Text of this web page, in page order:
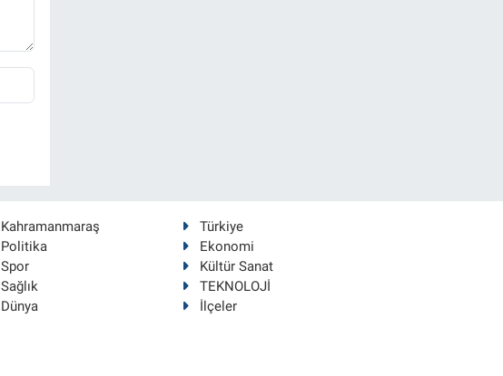
Kahramanmaraş
Türkiye
Politika
Ekonomi
Spor
Kültür Sanat
Sağlık
TEKNOLOJİ
Dünya
İlçeler